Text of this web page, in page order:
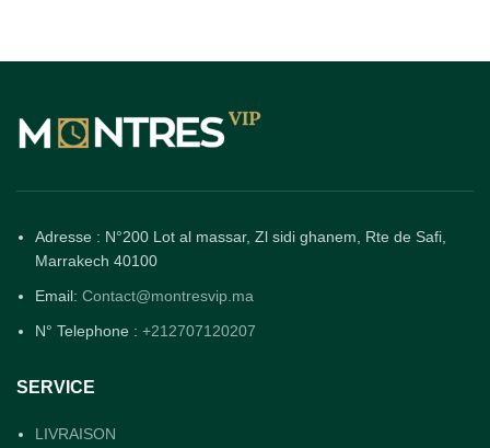
Adresse : N°200 Lot al massar, Zl sidi ghanem, Rte de Safi,
Marrakech 40100
Email: Contact@montresvip.ma
N° Telephone : +212707120207
SERVICE
LIVRAISON